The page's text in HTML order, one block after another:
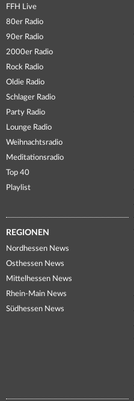
FFH Live
80er Radio
90er Radio
2000er Radio
Rock Radio
Oldie Radio
Schlager Radio
Party Radio
Lounge Radio
Weihnachtsradio
Meditationsradio
Top 40
Playlist
REGIONEN
Nordhessen News
Osthessen News
Mittelhessen News
Rhein-Main News
Südhessen News